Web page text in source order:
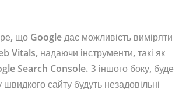
що Google дає можливість виміряти
Vitals, надаючи інструменти, такі як
Search Console. З іншого боку, буде
сайту будуть незадовільні